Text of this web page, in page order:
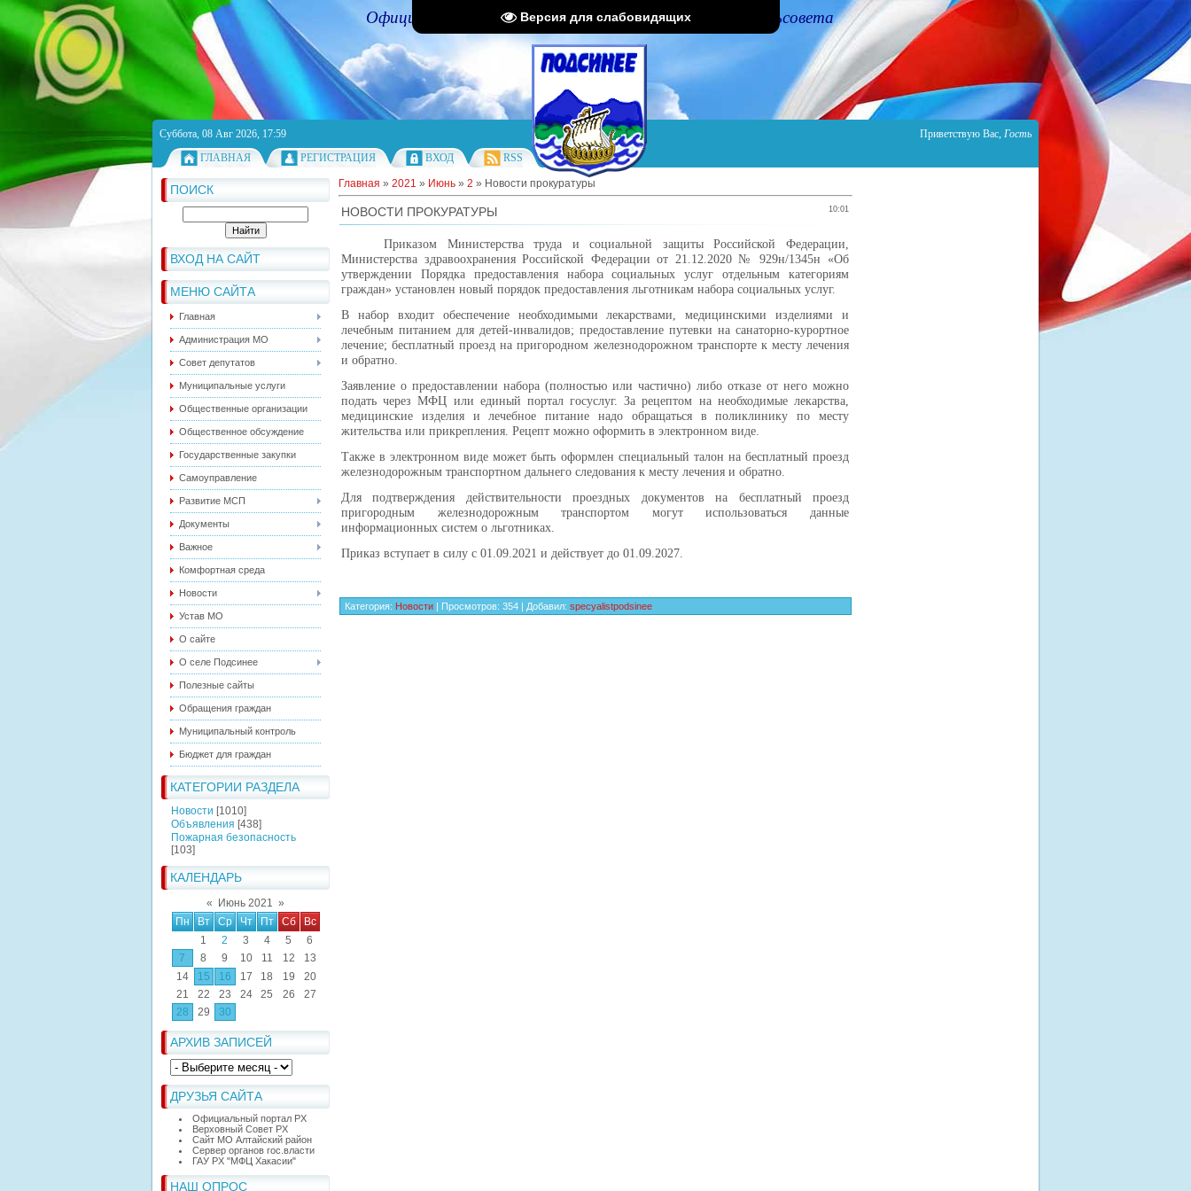
Версия для слабовидящих
Официальный портал Администрации Подсинского сельсовета
Суббота, 08 Авг 2026, 17:59 Приветствую Вас, Гость
ГЛАВНАЯ
РЕГИСТРАЦИЯ ВХОД RSS
ПОИСК
ВХОД НА САЙТ
МЕНЮ САЙТА
Главная
Администрация МО
Совет депутатов
Муниципальные услуги
Общественные организации
Общественное обсуждение
Государственные закупки
Самоуправление
Развитие МСП
Документы
Важное
Комфортная среда
Новости
Устав МО
О сайте
О селе Подсинее
Полезные сайты
Обращения граждан
Муниципальный контроль
Бюджет для граждан
КАТЕГОРИИ РАЗДЕЛА
Новости [1010]
Объявления [438]
Пожарная безопасность
[103]
КАЛЕНДАРЬ
« Июнь 2021 »
Пн
Вт Ср Чт Пт Сб
Вс
1
2 3 4 5
6
7
8 9 10 11 12
13
14
15 16 17 18 19
20
21
22 23 24 25 26
27
28
29 30
АРХИВ ЗАПИСЕЙ
ДРУЗЬЯ САЙТА
Официальный портал РХ
Верховный Совет РХ
Сайт МО Алтайский район
Сервер органов гос.власти
ГАУ РХ "МФЦ Хакасии"
НАШ ОПРОС
Главная » 2021 » Июнь » 2 » Новости прокуратуры
10:01
НОВОСТИ ПРОКУРАТУРЫ
Приказом Министерства труда и социальной защиты Российской Федерации,
Министерства здравоохранения Российской Федерации от 21.12.2020 № 929н/1345н «Об
утверждении Порядка предоставления набора социальных услуг отдельным категориям
граждан» установлен новый порядок предоставления льготникам набора социальных услуг.
В набор входит обеспечение необходимыми лекарствами, медицинскими изделиями и
лечебным питанием для детей-инвалидов; предоставление путевки на санаторно-курортное
лечение; бесплатный проезд на пригородном железнодорожном транспорте к месту лечения
и обратно.
Заявление о предоставлении набора (полностью или частично) либо отказе от него можно
подать через МФЦ или единый портал госуслуг. За рецептом на необходимые лекарства,
медицинские изделия и лечебное питание надо обращаться в поликлинику по месту
жительства или прикрепления. Рецепт можно оформить в электронном виде.
Также в электронном виде может быть оформлен специальный талон на бесплатный проезд
железнодорожным транспортном дальнего следования к месту лечения и обратно.
Для подтверждения действительности проездных документов на бесплатный проезд
пригородным железнодорожным транспортом могут использоваться данные
информационных систем о льготниках.
Приказ вступает в силу с 01.09.2021 и действует до 01.09.2027.
Категория: Новости | Просмотров: 354 | Добавил: specyalistpodsinee